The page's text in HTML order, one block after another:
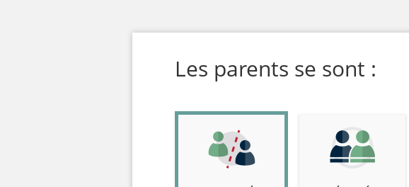
Les parents se sont :